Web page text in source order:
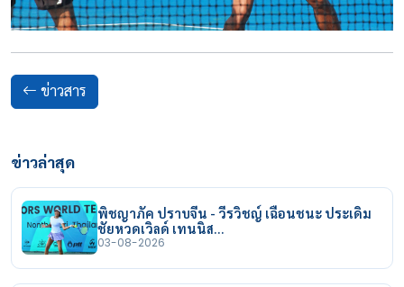
ข่าวสาร
ข่าวล่าสุด
พิชญาภัค ปราบจีน - วีรวิชญ์ เฉือนชนะ ประเดิม
ชัยหวดเวิลด์ เทนนิส…
03-08-2026